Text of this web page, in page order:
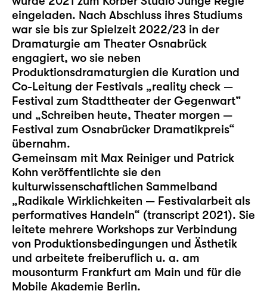
eingeladen. Nach Abschluss ihres Studiums
war sie bis zur Spielzeit 2022/23 in der
Dramaturgie am Theater Osnabrück
engagiert, wo sie neben
Produktionsdramaturgien die Kuration und
Co-Leitung der Festivals „reality check —
Festival zum Stadttheater der Gegenwart“
und „Schreiben heute, Theater morgen —
Festival zum Osnabrücker Dramatikpreis“
übernahm.
Gemeinsam mit Max Reiniger und Patrick
Kohn veröffentlichte sie den
kulturwissenschaftlichen Sammelband
„Radikale Wirklichkeiten — Festivalarbeit als
performatives Handeln“ (transcript 2021). Sie
leitete mehrere Workshops zur Verbindung
von Produktionsbedingungen und Ästhetik
und arbeitete freiberuflich u. a. am
mousonturm Frankfurt am Main und für die
Mobile Akademie Berlin.